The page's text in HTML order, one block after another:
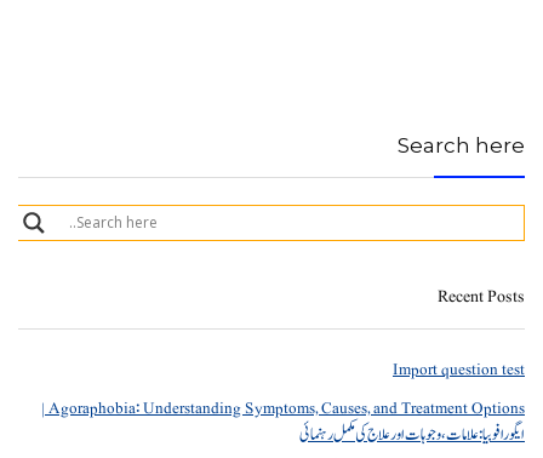
Search here
Recent Posts
Import question test
Agoraphobia: Understanding Symptoms, Causes, and Treatment Options |
ایگورافوبیا: علامات، وجوہات اور علاج کی مکمل رہنمائی